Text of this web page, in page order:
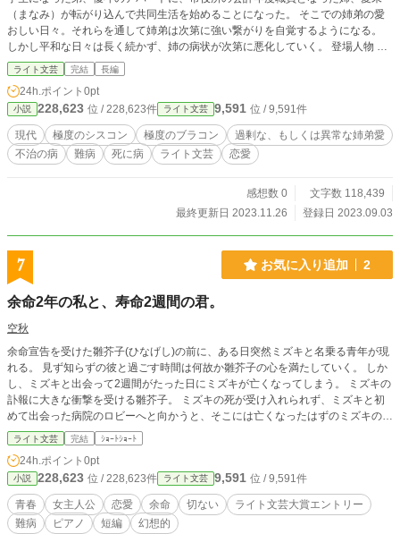
（まなみ）が転がり込んで共同生活を始めることになった。 そこでの姉弟の愛
おしい日々。それらを通して姉弟は次第に強い繋がりを自覚するようになる。
しかし平和な日々は長く続かず、姉の病状が次第に悪化していく。 登場人物 ・
早坂優斗：本作の主人公。彩寧（あやね）というれっきとした彼女がいながら、
姉の魅力に惹きつけられ苦悩する。 ・早坂愛未（まなみ）：優斗の姉。優斗の
ことをゆーくんと呼び、からかい、命令し、挑発する。が、肝心なところでは優
斗に依存してべったりな面も見せる。 ・伊野彩寧（あやね）：優斗の彼女。中
一の初夏に告白してフラれて以来の仲。優斗と愛未が互いに極度のブラコンとシ
スコンであることを早くから見抜いていた。にもかかわらず、常に優斗から離れ
ることもなくそばにい続けた。今は優斗と同じ医大に通学。 ・樋口将司（まさ
ない。実直で誠実なだけが取り柄。しかもその婚約が訳ありで…… 彼を巡り自
ライト文芸 完結 長編
24h.ポイント 0pt
小説 228,623 位 / 228,623件 ライト文芸 9,591 位 / 9,591件
現代 極度のシスコン 極度のブラコン
過剰な、もしくは異常な姉弟愛
不治の病
難病 死に病 ライト文芸 恋愛
感想数 0
文字数 118,439
最終更新日 2023.11.26
登録日 2023.09.03
7 お気に入り追加 2
余命2年の私と、寿命2週間の君。
空秋
余命宣告を受けた雛芥子(ひなげし)の前に、ある日突然ミズキと名乗る青年が現
れる。 見ず知らずの彼と過ごす時間は何故か雛芥子の心を満たしていく。 しか
し、ミズキと出会って2週間がたった日にミズキが亡くなってしまう。 ミズキの
訃報に大きな衝撃を受ける雛芥子。 ミズキの死が受け入れられず、ミズキと初
めて出会った病院のロビーへと向かうと、そこには亡くなったはずのミズキの姿
があって…
ライト文芸 完結 ｼｮｰﾄｼｮｰﾄ
24h.ポイント 0pt
小説 228,623 位 / 228,623件 ライト文芸 9,591 位 / 9,591件
青春 女主人公 恋愛 余命 切ない
ライト文芸大賞エントリー
難病
ピアノ 短編 幻想的